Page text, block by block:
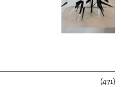
471